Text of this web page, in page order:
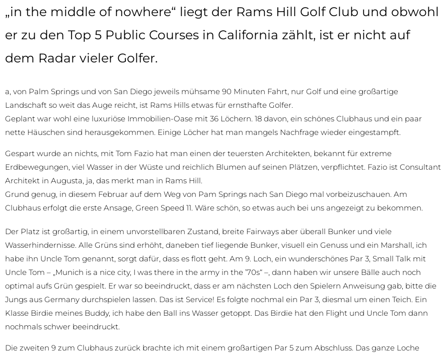
„in the middle of nowhere“ liegt der Rams Hill Golf Club und obwohl
er zu den Top 5 Public Courses in California zählt, ist er nicht auf
dem Radar vieler Golfer.
a, von Palm Springs und von San Diego jeweils mühsame 90 Minuten Fahrt, nur Golf und eine großartige
Landschaft so weit das Auge reicht, ist Rams Hills etwas für ernsthafte Golfer.
Geplant war wohl eine luxuriöse Immobilien-Oase mit 36 Löchern. 18 davon, ein schönes Clubhaus und ein paar
nette Häuschen sind herausgekommen. Einige Löcher hat man mangels Nachfrage wieder eingestampft.
Gespart wurde an nichts, mit Tom Fazio hat man einen der teuersten Architekten, bekannt für extreme
Erdbewegungen, viel Wasser in der Wüste und reichlich Blumen auf seinen Plätzen, verpflichtet. Fazio ist Consultant
Architekt in Augusta, ja, das merkt man in Rams Hill.
Grund genug, in diesem Februar auf dem Weg von Pam Springs nach San Diego mal vorbeizuschauen. Am
Clubhaus erfolgt die erste Ansage, Green Speed 11. Wäre schön, so etwas auch bei uns angezeigt zu bekommen.
Der Platz ist großartig, in einem unvorstellbaren Zustand, breite Fairways aber überall Bunker und viele
Wasserhindernisse. Alle Grüns sind erhöht, daneben tief liegende Bunker, visuell ein Genuss und ein Marshall, ich
habe ihn Uncle Tom genannt, sorgt dafür, dass es flott geht. Am 9. Loch, ein wunderschönes Par 3, Small Talk mit
Uncle Tom – „Munich is a nice city, I was there in the army in the ’70s“ –, dann haben wir unsere Bälle auch noch
optimal aufs Grün gespielt. Er war so beeindruckt, dass er am nächsten Loch den Spielern Anweisung gab, bitte die
Jungs aus Germany durchspielen lassen. Das ist Service! Es folgte nochmal ein Par 3, diesmal um einen Teich. Ein
Klasse Birdie meines Buddy, ich habe den Ball ins Wasser getoppt. Das Birdie hat den Flight und Uncle Tom dann
nochmals schwer beeindruckt.
Die zweiten 9 zum Clubhaus zurück brachte ich mit einem großartigen Par 5 zum Abschluss. Das ganze Loche